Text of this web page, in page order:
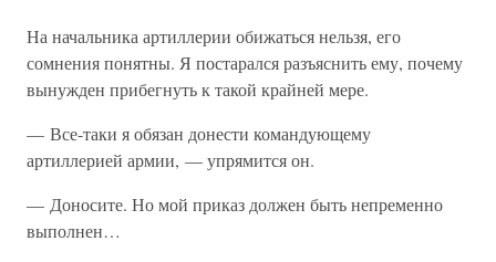
На начальника артиллерии обижаться нельзя, его
сомнения понятны. Я постарался разъяснить ему, почему
вынужден прибегнуть к такой крайней мере.
— Все-таки я обязан донести командующему
артиллерией армии, — упрямится он.
— Доносите. Но мой приказ должен быть непременно
выполнен…